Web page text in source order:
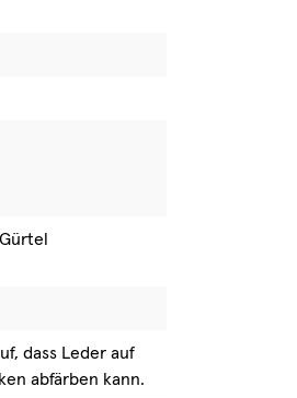
dass Leder auf
abfärben kann.